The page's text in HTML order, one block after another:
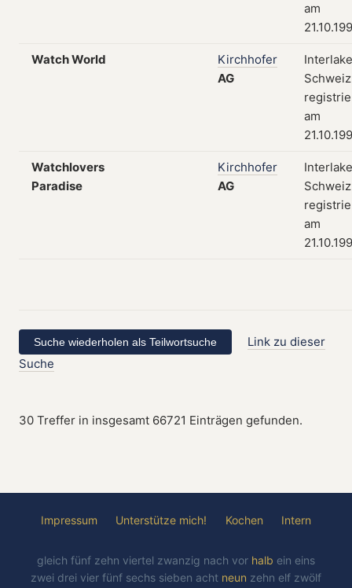
am
Watch World
Kirchhofer
AG
am
Watchlovers
Paradise
Kirchhofer
AG
am
Link zu dieser
Suche
30 Treffer in insgesamt 66721 Einträgen gefunden.
Impressum Unterstütze mich! Kochen Intern
gleich fünf zehn viertel zwanzig nach vor halb ein eins
zwei drei vier fünf sechs sieben acht neun zehn elf zwölf